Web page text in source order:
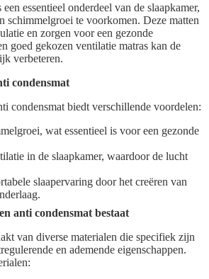
essentieel onderdeel van de slaapkamer,
schimmelgroei te voorkomen. Deze matten
en zorgen voor een gezonde
goed gekozen ventilatie matras kan de
verbeteren.
condensmat
condensmat biedt verschillende voordelen:
wat essentieel is voor een gezonde
in de slaapkamer, waardoor de lucht
slaapervaring door het creëren van
anti condensmat bestaat
van diverse materialen die specifiek zijn
en ademende eigenschappen.